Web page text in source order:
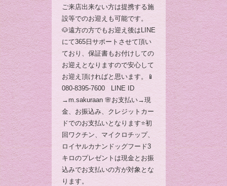
ご来店出来ない方は提携する施
設等でのお迎えも可能です。
🐶遠方の方でもお迎え後はLINE
にて365日サポートさせて頂い
ており、保証書もお付けしての
お迎えとなりますので安心して
お迎え頂ければと思います。📱
080-8395-7600 LINE ID
→m.sakuraan 🌸お支払い→現
金、お振込み、クレジットカー
ドでのお支払いとなります⭐️初
回ワクチン、マイクロチップ、
ロイヤルカナンドッグフード3
キロのプレゼントは現金とお振
込みでお支払いの方が対象とな
ります。